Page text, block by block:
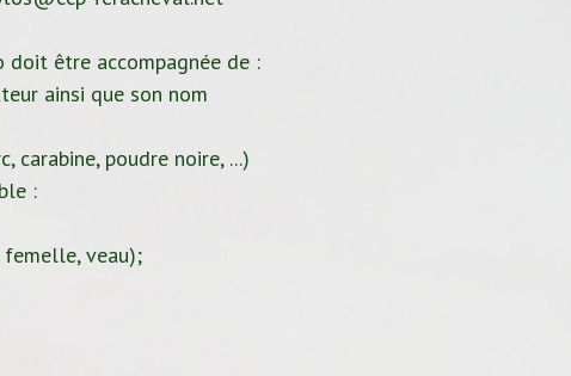
doit être accompagnée de :
ainsi que son nom
carabine, poudre noire, ...)
:
veau);